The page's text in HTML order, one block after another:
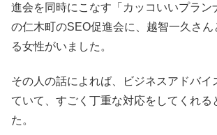
進会を同時にこなす「カッコいいプラン
の仁木町のSEO促進会に、越智一久さん
る女性がいました。
その人の話によれば、ビジネスアドバイ
ていて、すごく丁重な対応をしてくれる
た。